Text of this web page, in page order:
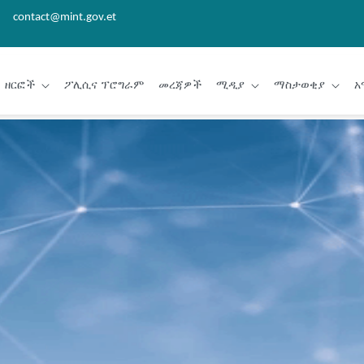
contact@mint.gov.et
ዘርፎች ፖሊሲና ፕሮግራም መረጃዎች ሚዲያ ማስታወቂያ